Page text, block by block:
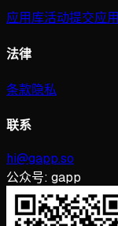
应用库活动提交应用
法律
条款隐私
联系
hi@gapp.so
公众号: gapp